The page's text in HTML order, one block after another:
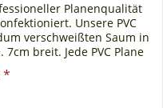
Planenqualität
Unsere PVC
verschweißten Saum in
breit. Jede PVC Plane
*